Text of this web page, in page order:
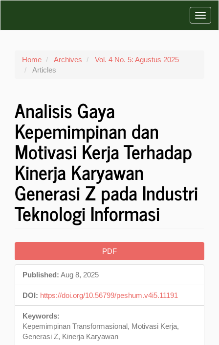
Home Archives
Vol. 4 No. 5: Agustus 2025
Articles
Analisis Gaya
Kepemimpinan dan
Motivasi Kerja Terhadap
Kinerja Karyawan
Generasi Z pada Industri
Teknologi Informasi
Article
Sidebar
PDF
Published: Aug 8, 2025
DOI: https://doi.org/10.56799/peshum.v4i5.11191
Keywords:
Kepemimpinan Transformasional, Motivasi Kerja,
Generasi Z, Kinerja Karyawan